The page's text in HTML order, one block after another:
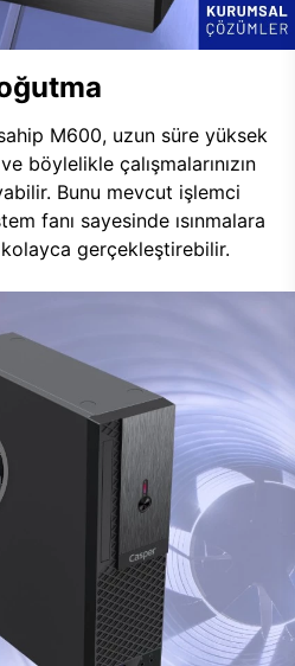
M600, uzun süre yüksek
böylelikle çalışmalarınızın
Bunu mevcut işlemci
fanı sayesinde ısınmalara
kolayca gerçekleştirebilir.